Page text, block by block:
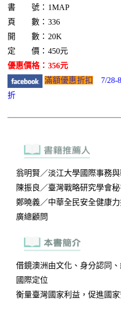
書 號：1MAP
頁 數：336
開 數：20K
定 價：450元
優惠價格：356元
滿額優惠折扣
7/28-
折